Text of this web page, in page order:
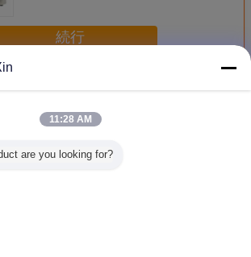
続行
微鏡
11:28 AM
are you looking for?